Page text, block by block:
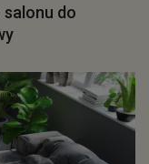
salonu do